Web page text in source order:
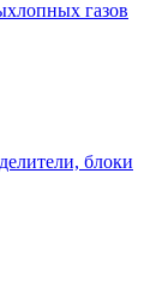
газов
блоки